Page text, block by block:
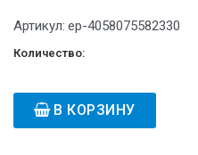
Артикул: ep-4058075582330
Количество:
В КОРЗИНУ